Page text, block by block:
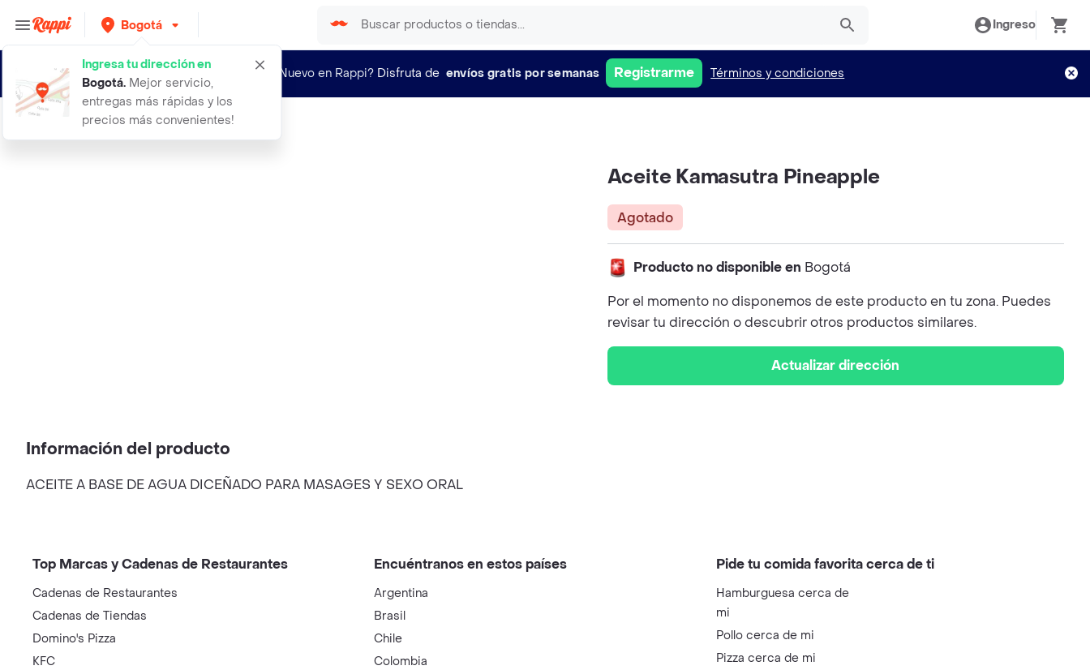
Bogotá
Ingresa tu dirección en
Bogotá. Mejor servicio,
entregas más rápidas y los
precios más convenientes!
Ingreso
¿Nuevo en Rappi? Disfruta de envíos gratis por semanas Registrarme Términos y condiciones
aceite kamasutra pineapple
Aceite Kamasutra Pineapple
Agotado
Producto no disponible en Bogotá
Por el momento no disponemos de este producto en tu zona. Puedes
revisar tu dirección o descubrir otros productos similares.
Actualizar dirección
Información del producto
ACEITE A BASE DE AGUA DICEÑADO PARA MASAGES Y SEXO ORAL
Top Marcas y Cadenas de Restaurantes
Cadenas de Restaurantes
Cadenas de Tiendas
Domino's Pizza
KFC
Encuéntranos en estos países
Argentina
Brasil
Chile
Colombia
Pide tu comida favorita cerca de ti
Hamburguesa cerca de
mi
Pollo cerca de mi
Pizza cerca de mi